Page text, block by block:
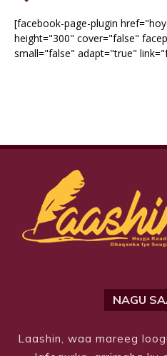
[facebook-page-plugin
height="300" cover="false"
small="false" adapt="true"
NAGU
Laashin, waa mareeg